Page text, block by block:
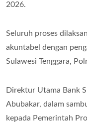
2026.
Seluruh proses
akuntabel dengan
Sulawesi Tenggara,
Direktur Utama Bank
Abubakar, dalam
kepada Pemerintah